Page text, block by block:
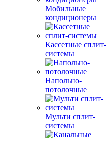
Мобильные
кондиционеры
Кассетные сплит-
системы
Напольно-
потолочные
Мульти сплит-
системы